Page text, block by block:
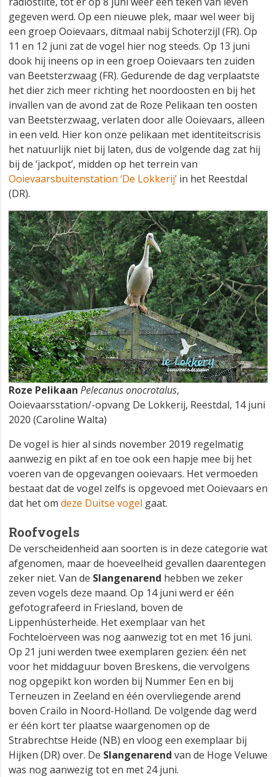
gegeven werd. Op een nieuwe plek, maar wel weer bij
een groep Ooievaars, ditmaal nabij Schoterzijl (FR). Op
11 en 12 juni zat de vogel hier nog steeds. Op 13 juni
dook hij ineens op in een groep Ooievaars ten zuiden
van Beetsterzwaag (FR). Gedurende de dag verplaatste
het dier zich meer richting het noordoosten en bij het
invallen van de avond zat de Roze Pelikaan ten oosten
van Beetsterzwaag, verlaten door alle Ooievaars, alleen
in een veld. Hier kon onze pelikaan met identiteitscrisis
het natuurlijk niet bij laten, dus de volgende dag zat hij
bij de ‘jackpot’, midden op het terrein van
Ooievaarsbuitenstation ‘De Lokkerij’ in het Reestdal
(DR).
Roze Pelikaan Pelecanus onocrotalus,
Ooievaarsstation/-opvang De Lokkerij, Reestdal, 14 juni
2020 (Caroline Walta)
De vogel is hier al sinds november 2019 regelmatig
aanwezig en pikt af en toe ook een hapje mee bij het
voeren van de opgevangen ooievaars. Het vermoeden
bestaat dat de vogel zelfs is opgevoed met Ooievaars en
dat het om deze Duitse vogel gaat.
Roofvogels
De verscheidenheid aan soorten is in deze categorie wat
afgenomen, maar de hoeveelheid gevallen daarentegen
zeker niet. Van de Slangenarend hebben we zeker
zeven vogels deze maand. Op 14 juni werd er één
gefotografeerd in Friesland, boven de
Lippenhústerheide. Het exemplaar van het
Fochteloërveen was nog aanwezig tot en met 16 juni.
Op 21 juni werden twee exemplaren gezien: één net
voor het middaguur boven Breskens, die vervolgens
nog opgepikt kon worden bij Nummer Een en bij
Terneuzen in Zeeland en één overvliegende arend
boven Crailo in Noord-Holland. De volgende dag werd
er één kort ter plaatse waargenomen op de
Strabrechtse Heide (NB) en vloog een exemplaar bij
Hijken (DR) over. De Slangenarend van de Hoge Veluwe
was nog aanwezig tot en met 24 juni.